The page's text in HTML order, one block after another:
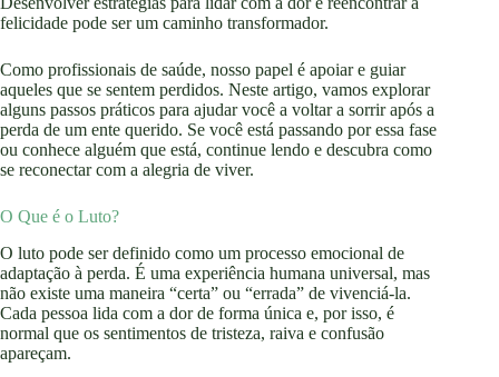
felicidade pode ser um caminho transformador.
Como profissionais de saúde, nosso papel é apoiar e guiar
aqueles que se sentem perdidos. Neste artigo, vamos explorar
alguns passos práticos para ajudar você a voltar a sorrir após a
perda de um ente querido. Se você está passando por essa fase
ou conhece alguém que está, continue lendo e descubra como
se reconectar com a alegria de viver.
O Que é o Luto?
O luto pode ser definido como um processo emocional de
adaptação à perda. É uma experiência humana universal, mas
não existe uma maneira “certa” ou “errada” de vivenciá-la.
Cada pessoa lida com a dor de forma única e, por isso, é
normal que os sentimentos de tristeza, raiva e confusão
apareçam.